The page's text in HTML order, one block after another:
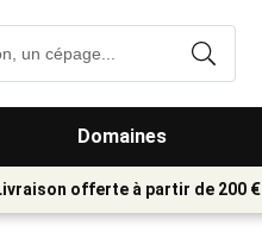
Domaines
offerte à partir de 200 €